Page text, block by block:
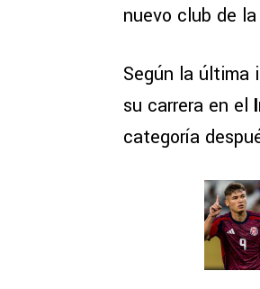
nuevo club de la
Según la última
su carrera en el
categoría